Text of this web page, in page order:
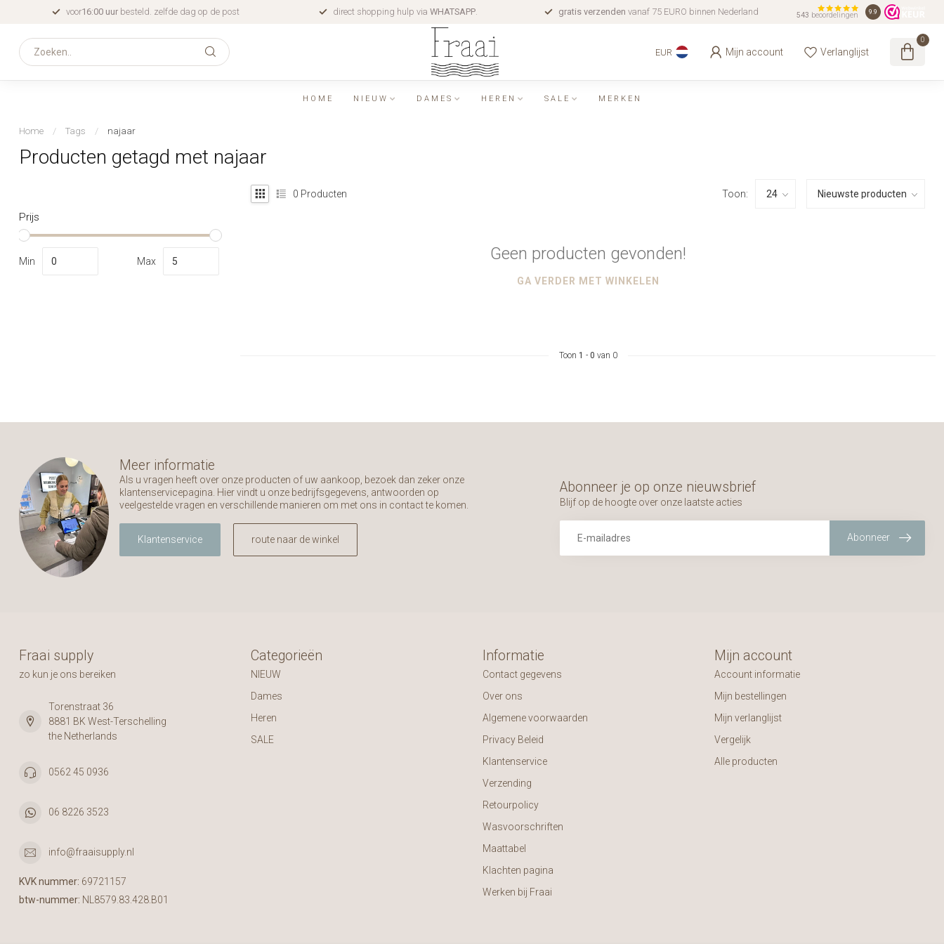
voor16:00 uur besteld. zelfde dag op de post direct shopping hulp via WHATSAPP. gratis verzenden vanaf 75 EURO binnen Nederland 543 beoordelingen 9.9
EUR Mijn account Verlanglijst
0
HOME NIEUW DAMES HEREN SALE MERKEN
Home / Tags / najaar
Producten getagd met najaar
Prijs
Min Max
0 Producten Toon:
Geen producten gevonden!
GA VERDER MET WINKELEN
Toon 1 - 0 van 0
Meer informatie
Als u vragen heeft over onze producten of uw aankoop, bezoek dan zeker onze
klantenservicepagina. Hier vindt u onze bedrijfsgegevens, antwoorden op
veelgestelde vragen en verschillende manieren om met ons in contact te komen.
Klantenservice route naar de winkel
Abonneer je op onze nieuwsbrief
Blijf op de hoogte over onze laatste acties
Abonneer
Fraai supply
zo kun je ons bereiken
Torenstraat 36
8881 BK West-Terschelling
the Netherlands
0562 45 0936
06 8226 3523
info@fraaisupply.nl
KVK nummer: 69721157
btw-nummer: NL8579.83.428.B01
Categorieën
NIEUW
Dames
Heren
SALE
Informatie
Contact gegevens
Over ons
Algemene voorwaarden
Privacy Beleid
Klantenservice
Verzending
Retourpolicy
Wasvoorschriften
Maattabel
Klachten pagina
Werken bij Fraai
Mijn account
Account informatie
Mijn bestellingen
Mijn verlanglijst
Vergelijk
Alle producten